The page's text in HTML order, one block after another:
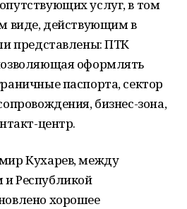
услуг, в том
виде, действующим в
представлены: ПТК
оформлять
паспорта, сектор
бизнес-зона,
центр.
Кухарев, между
Республикой
хорошее